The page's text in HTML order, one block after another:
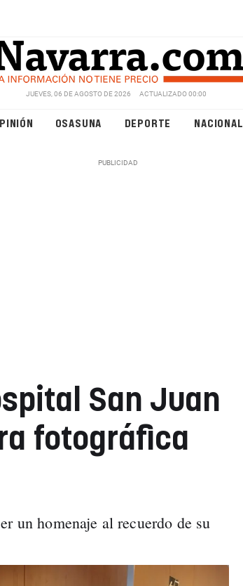
JUEVES, 06 DE AGOSTO DE 2026 ACTUALIZADO 00:00
OSASUNA DEPORTE NACIONAL
San Juan
fotográfica
un homenaje al recuerdo de su